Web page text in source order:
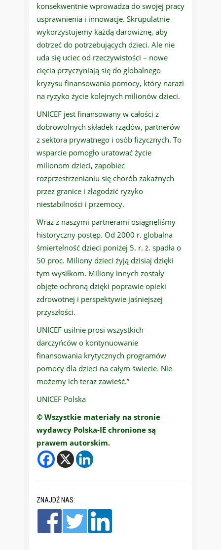
konsekwentnie wprowadza do swojej pracy
usprawnienia i innowacje. Skrupulatnie
wykorzystujemy każdą darowiznę, aby
dotrzeć do potrzebujących dzieci. Ale nie
uda się uciec od rzeczywistości – nowe
cięcia przyczyniają się do globalnego
kryzysu finansowania pomocy, który narazi
na ryzyko życie kolejnych milionów dzieci.
UNICEF jest finansowany w całości z
dobrowolnych składek rządów, partnerów
z sektora prywatnego i osób fizycznych. To
wsparcie pomogło uratować życie
milionom dzieci, zapobiec
rozprzestrzenianiu się chorób zakaźnych
przez granice i złagodzić ryzyko
niestabilności i przemocy.
Wraz z naszymi partnerami osiągnęliśmy
historyczny postęp. Od 2000 r. globalna
śmiertelność dzieci poniżej 5. r. ż. spadła o
50 proc. Miliony dzieci żyją dzisiaj dzięki
tym wysiłkom. Miliony innych zostały
objęte ochroną dzięki poprawie opieki
zdrowotnej i perspektywie jaśniejszej
przyszłości.
UNICEF usilnie prosi wszystkich
darczyńców o kontynuowanie
finansowania krytycznych programów
pomocy dla dzieci na całym świecie. Nie
możemy ich teraz zawieść.”
UNICEF Polska
© Wszystkie materiały na stronie
wydawcy Polska-IE chronione są
prawem autorskim.
ZNAJDŹ NAS: